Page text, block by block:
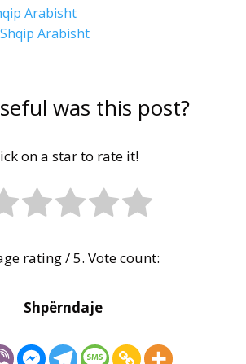
Arabisht
Arabisht
was this post?
on a star to rate it!
rating/ 5. Vote count:
Shpërndaje